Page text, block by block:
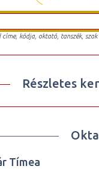
kódja, oktató, tanszék,
Részletes
Tímea